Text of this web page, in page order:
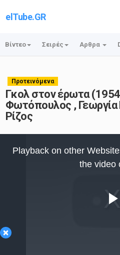
elTube.GR
Βίντεο Σειρές Αρθρα
Προτεινόμενα
Γκολ στον έρωτα
Φωτόπουλος , Γεωργία
Ρίζος
×
Playback on other
the video